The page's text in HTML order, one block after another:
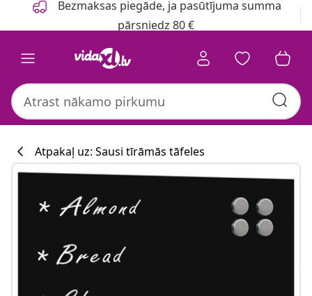
Bezmaksas piegāde, ja pasūtījuma summa
pārsniedz 80 €
Atpakaļ uz: Sausi tīrāmās tāfeles